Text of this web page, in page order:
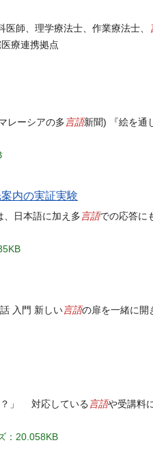
師、理学療法士、作業療法士、
療連携拠点
レーシアの多 言語新聞) 『絵を通
内の実証実験
、日本語に加え多 言語での応答に
入門 新しい言語の扉を一緒に開
？」 対応している 言語や受講料
：20.058KB